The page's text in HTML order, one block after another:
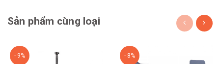
Sản phẩm cùng loại
- 9% - 8%